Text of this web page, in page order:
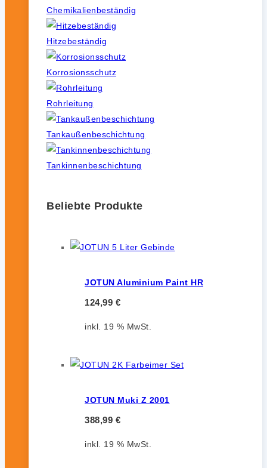
Chemikalienbeständig
Hitzebeständig
Korrosionsschutz
Rohrleitung
Tankaußenbeschichtung
Tankinnenbeschichtung
Beliebte Produkte
JOTUN Aluminium Paint HR
124,99 €
inkl. 19 % MwSt.
JOTUN Muki Z 2001
388,99 €
inkl. 19 % MwSt.